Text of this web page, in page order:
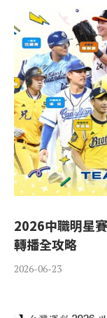
2026中職明星
轉播全攻略
2026-06-23